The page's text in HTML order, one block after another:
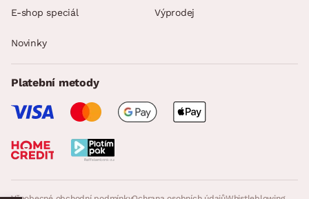
E-shop speciál Výprodej
Novinky
Platební metody